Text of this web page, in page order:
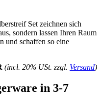
Set zeichnen sich
sondern lassen Ihren Raum
und schaffen so eine
(incl. 20% USt. zzgl. Versand)
in 3-7